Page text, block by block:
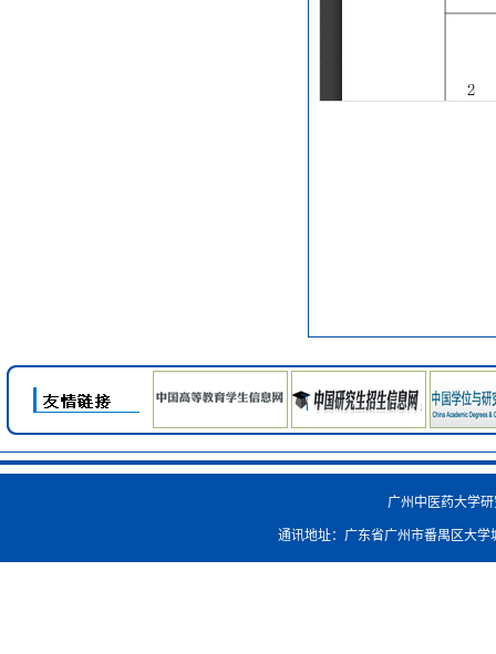
广州中医药大学
通讯地址：广东省广州市番禺区大